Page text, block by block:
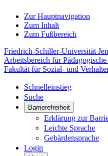
Zur Hauptnavigation
Zum Inhalt
Zum Fußbereich
Friedrich-Schiller-Universität
Arbeitsbereich für
Fakultät für Sozial- und
Schnelleinstieg
Suche
Barrierefreiheit
Erklärung zur
Leichte Sprache
Gebärdensprache
Login